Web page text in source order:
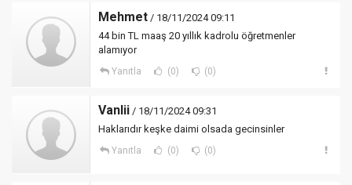
Mehmet / 18/11/2024 09:11
44 bin TL maaş 20 yıllık kadrolu öğretmenler
alamıyor
Yanıtla (0) (0)
Vanlii / 18/11/2024 09:31
Haklarıdır keşke daimi olsada gecinsinler
Yanıtla (0) (0)